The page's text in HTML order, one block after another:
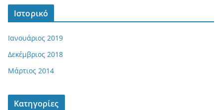
Ιστορικό
Ιανουάριος 2019
Δεκέμβριος 2018
Μάρτιος 2014
Kατηγορίες